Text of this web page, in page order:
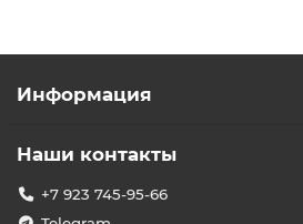
Информация
Наши контакты
+7 923 745-95-66